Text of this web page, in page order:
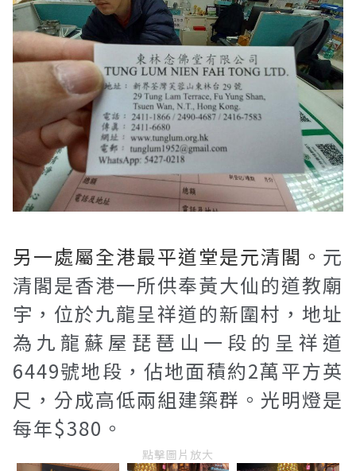
另一處屬全港最平道堂是元清閣。 元
清閣是香港一所供奉黃大仙的道教廟
宇，位於九龍呈祥道的新圍村，地址
為九龍蘇屋琵琶山一段的呈祥道
6449號地段，佔地面積約2萬平方英
尺，分成高低兩組建築群。光明燈是
每年$380。
點擊圖片放大